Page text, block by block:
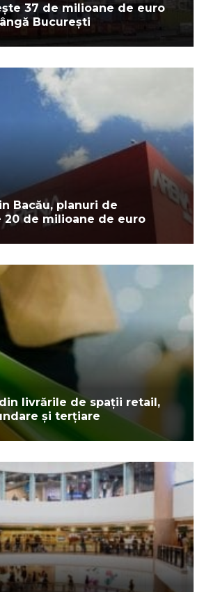
37 de milioane de euro
București
Bacău, planuri de
20 de milioane de euro
livrările de spații retail,
și terțiare